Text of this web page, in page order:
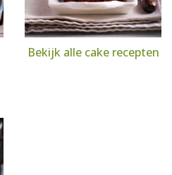
Bekijk alle cake recepten